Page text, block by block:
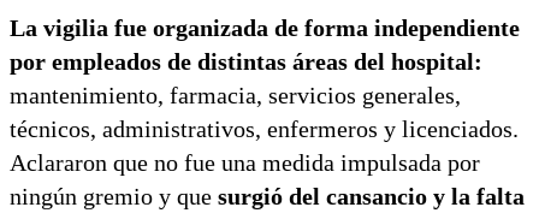
La vigilia fue organizada de forma independiente
por empleados de distintas áreas del hospital:
mantenimiento, farmacia, servicios generales,
técnicos, administrativos, enfermeros y licenciados.
Aclararon que no fue una medida impulsada por
ningún gremio y que surgió del cansancio y la falta